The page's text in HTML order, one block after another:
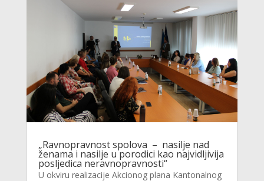
„Ravnopravnost spolova – nasilje nad
ženama i nasilje u porodici kao najvidljivija
posljedica neravnopravnosti“
U okviru realizacije Akcionog plana Kantonalnog